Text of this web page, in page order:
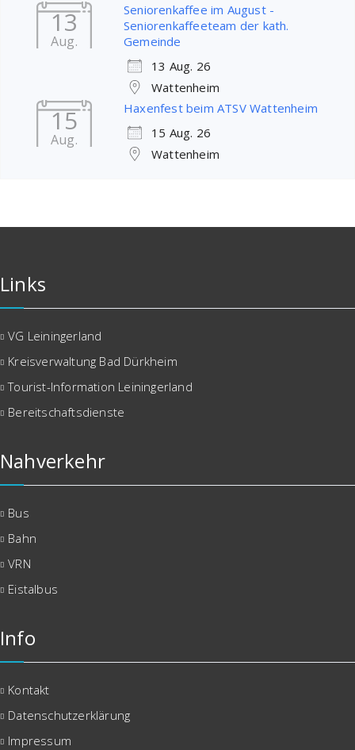
13
Aug.
Seniorenkaffee im August -
Seniorenkaffeeteam der kath.
Gemeinde
13 Aug. 26
Wattenheim
15
Aug.
Haxenfest beim ATSV Wattenheim
15 Aug. 26
Wattenheim
Links
VG Leiningerland
Kreisverwaltung Bad Dürkheim
Tourist-Information Leiningerland
Bereitschaftsdienste
Nahverkehr
Bus
Bahn
VRN
Eistalbus
Info
Kontakt
Datenschutzerklärung
Impressum